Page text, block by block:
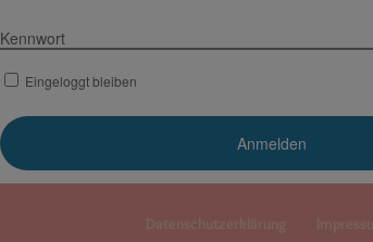
Kennwort
Eingeloggt bleiben